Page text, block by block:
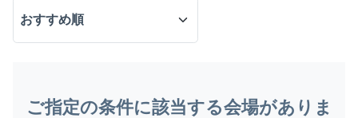
ご指定の条件に該当する会場がありま